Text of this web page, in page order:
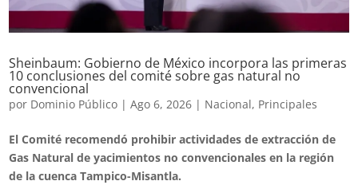
Sheinbaum: Gobierno de México incorpora las primeras
10 conclusiones del comité sobre gas natural no
convencional
por Dominio Público |Ago 6, 2026 | Nacional, Principales
El Comité recomendó prohibir actividades de extracción de
Gas Natural de yacimientos no convencionales en la región
de la cuenca Tampico-Misantla.